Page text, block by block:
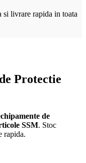
si livrare rapida in toata
Protectie
de
SSM. Stoc
rapida.